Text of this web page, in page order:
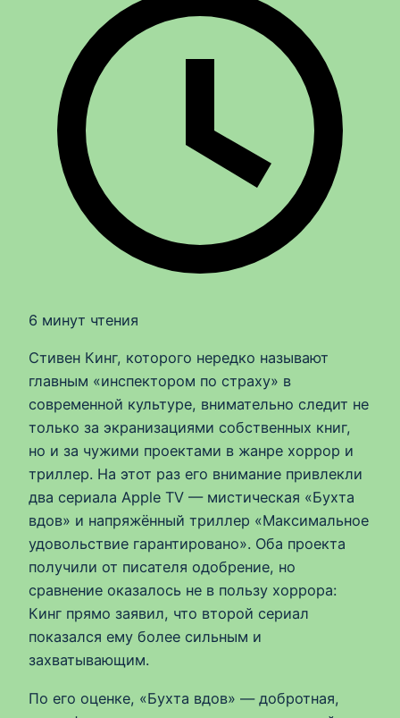
6 минут чтения
Стивен Кинг, которого нередко называют
главным «инспектором по страху» в
современной культуре, внимательно следит не
только за экранизациями собственных книг,
но и за чужими проектами в жанре хоррор и
триллер. На этот раз его внимание привлекли
два сериала Apple TV — мистическая «Бухта
вдов» и напряжённый триллер «Максимальное
удовольствие гарантировано». Оба проекта
получили от писателя одобрение, но
сравнение оказалось не в пользу хоррора:
Кинг прямо заявил, что второй сериал
показался ему более сильным и
захватывающим.
По его оценке, «Бухта вдов» — добротная,